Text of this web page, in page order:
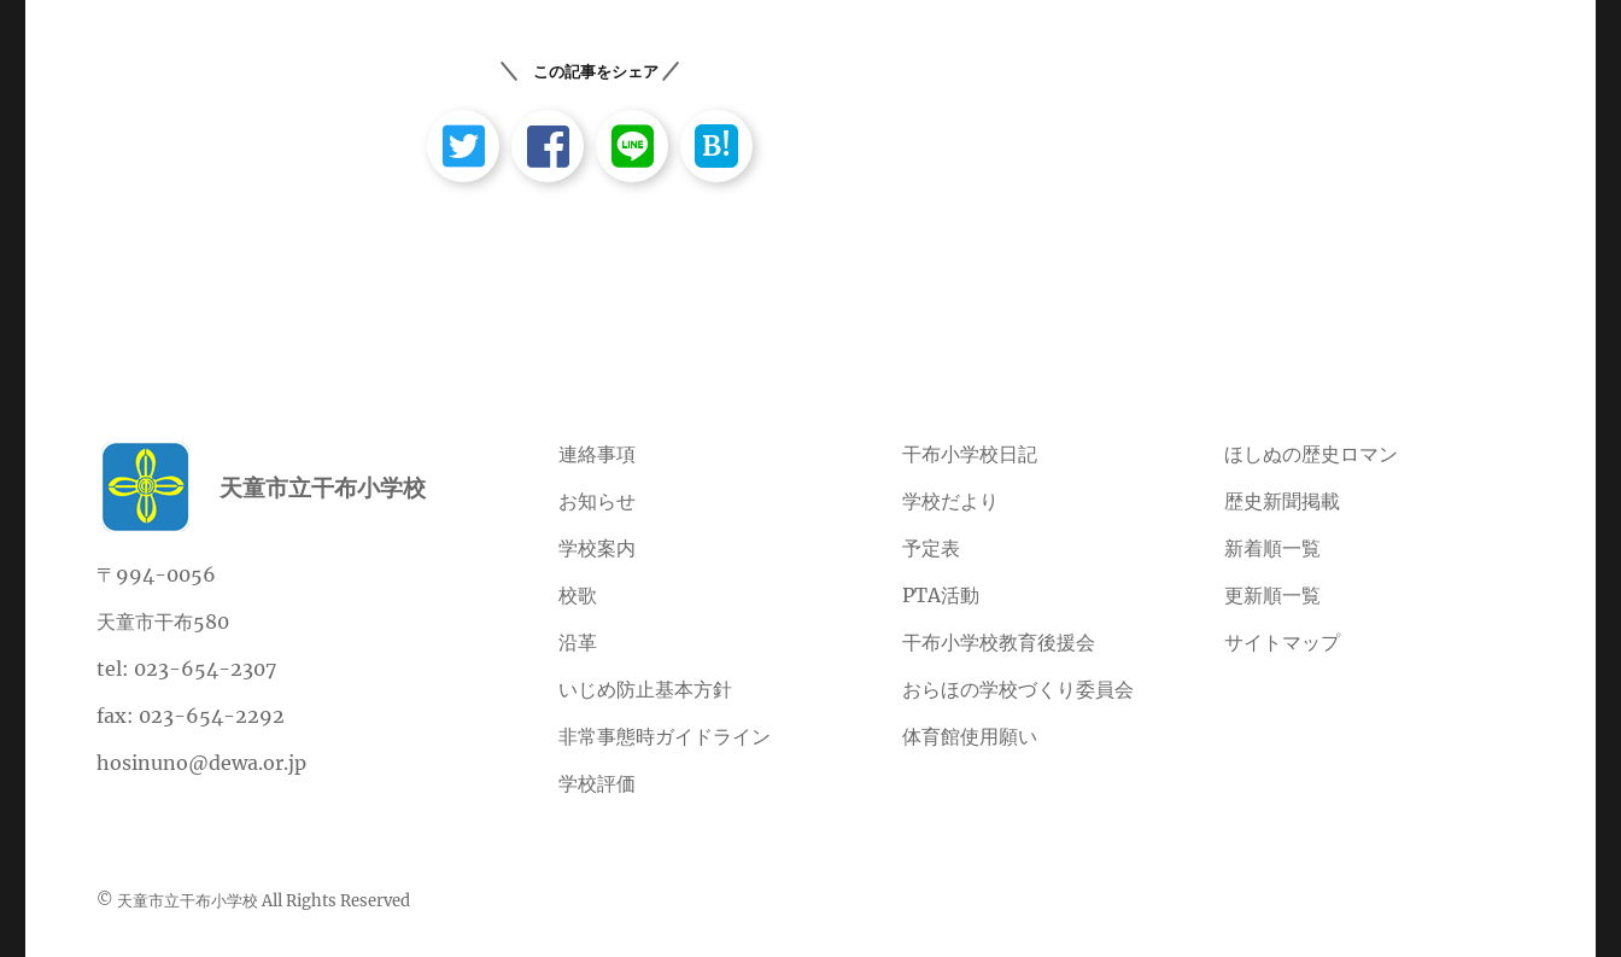
この記事をシェア
B!
天童市立干布小学校
〒994-0056
天童市干布580
tel: 023-654-2307
fax: 023-654-2292
hosinuno@dewa.or.jp
連絡事項
お知らせ
学校案内
校歌
沿革
いじめ防止基本方針
非常事態時ガイドライン
学校評価
干布小学校日記
学校だより
予定表
PTA活動
干布小学校教育後援会
おらほの学校づくり委員会
体育館使用願い
ほしぬの歴史ロマン
歴史新聞掲載
新着順一覧
更新順一覧
サイトマップ
© 天童市立干布小学校 All Rights Reserved